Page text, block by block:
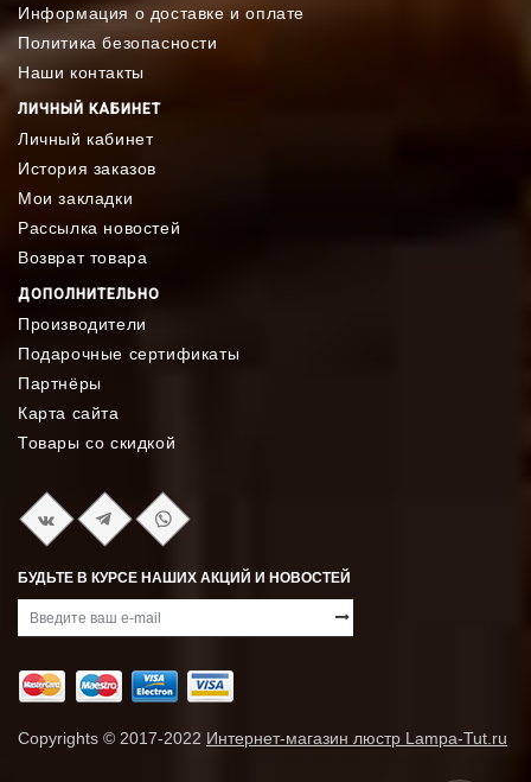
Информация о доставке и оплате
Политика безопасности
Наши контакты
ЛИЧНЫЙ КАБИНЕТ
Личный кабинет
История заказов
Мои закладки
Рассылка новостей
Возврат товара
ДОПОЛНИТЕЛЬНО
Производители
Подарочные сертификаты
Партнёры
Карта сайта
Товары со скидкой
БУДЬТЕ В КУРСЕ НАШИХ АКЦИЙ И НОВОСТЕЙ
Copyrights © 2017-2022 Интернет-магазин люстр Lampa-Tut.ru